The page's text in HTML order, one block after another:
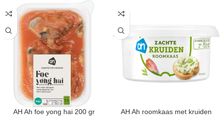
AH Ah foe yong hai 200 gr AH Ah roomkaas met kruiden